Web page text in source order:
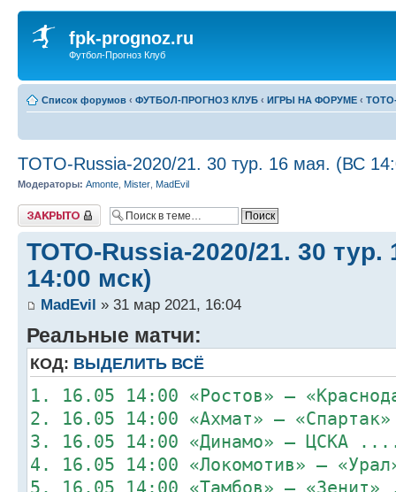
fpk-prognoz.ru
Футбол-Прогноз Клуб
Список форумов ‹ ФУТБОЛ-ПРОГНОЗ КЛУБ ‹ ИГРЫ НА ФОРУМЕ ‹
TOTO-Russia-2020/21. 30 тур. 16 мая. (ВС
Модераторы: Amonte Mister MadEvil
Закрыто
TOTO-Russia-2020/21. 30
14:00 мск)
MadEvil » 31 мар 2021, 16:04
Реальные матчи:
КОД: ВЫДЕЛИТЬ ВСЁ
1. 16.05 14:00 «Ростов» –
2. 16.05 14:00 «Ахмат» –
3. 16.05 14:00 «Динамо» –
4. 16.05 14:00 «Локомотив» –
5. 16.05 14:00 «Тамбов» –